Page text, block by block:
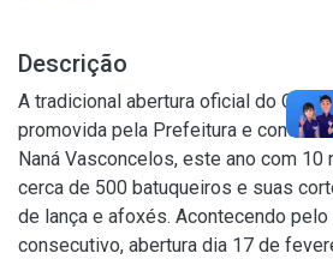
Descrição
A tradicional abertura oficial do
promovida pela Prefeitura e
Naná Vasconcelos, este ano com 10
cerca de 500 batuqueiros e suas
de lança e afoxés. Acontecendo
consecutivo, abertura dia 17 de